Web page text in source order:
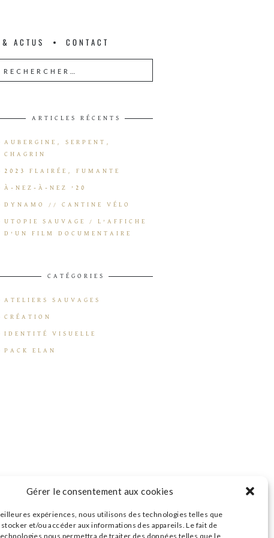
Gérer le consentement aux cookies
expériences, nous utilisons des technologies telles que
et/ou accéder aux informations des appareils. Le fait de
nous permettra de traiter des données telles que le
ACTUS CONTACT
ARTICLES RÉCENTS
AUBERGINE, SERPENT,
CHAGRIN
2023 FLAIRÉE, FUMANTE
À-NEZ-À-NEZ ’20
DYNAMO // CANTINE VÉLO
UTOPIE SAUVAGE / L’AFFICHE
D’UN FILM DOCUMENTAIRE
CATÉGORIES
ATELIERS SAUVAGES
CRÉATION
IDENTITÉ VISUELLE
PACK ELAN